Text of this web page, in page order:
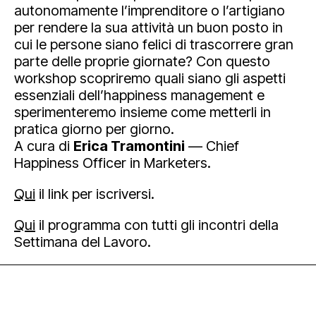
autonomamente l’imprenditore o l’artigiano
per rendere la sua attività un buon posto in
cui le persone siano felici di trascorrere gran
parte delle proprie giornate? Con questo
workshop scopriremo quali siano gli aspetti
essenziali dell’happiness management e
sperimenteremo insieme come metterli in
pratica giorno per giorno.
A cura di Erica Tramontini — Chief
Happiness Officer in Marketers.
Qui il link per iscriversi.
Qui il programma con tutti gli incontri della
Settimana del Lavoro.